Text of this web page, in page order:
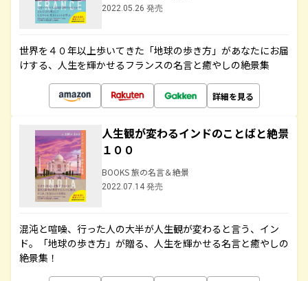
2022.05.26 発売
世界を４０年以上歩いてきた「地球の歩き方」があなたにお届
けする、人生を輝かせるフランスの名言と癒やしの絶景集
詳細を見る
人生観が変わるインドのことばと絶景
１００
BOOKS 旅の名言＆絶景
2022.07.14 発売
混沌と喧噪、行った人の大半が人生観が変わると言う、イン
ド。「地球の歩き方」が贈る、人生を輝かせる名言と癒やしの
絶景集！